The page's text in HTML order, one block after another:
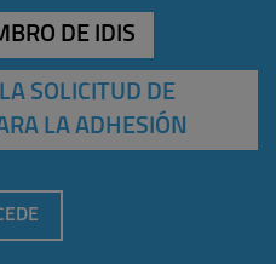
DE IDIS
SOLICITUD DE
LA ADHESIÓN